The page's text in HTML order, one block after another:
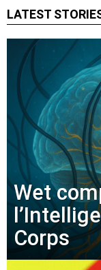
LATEST
Wet
Corps